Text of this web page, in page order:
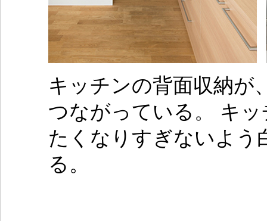
キッチンの背面収納が
つながっている。 キ
たくなりすぎないよう
る。